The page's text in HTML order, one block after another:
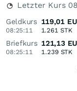
Letzter Kurs
Geldkurs
08:25:11
119,01
1.261 STK
Briefkurs
08:25:11
121,13
1.239 STK